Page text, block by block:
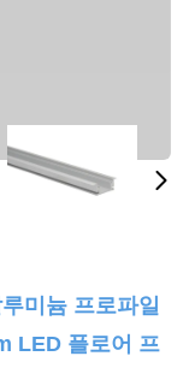
미늄 프로파일
LED 플로어 프